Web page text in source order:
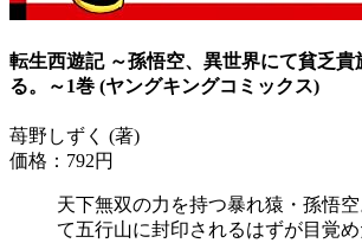
転生西遊記 ～孫悟空、異世界にて貧乏貴
る。～1巻 (ヤングキングコミックス)
苺野しずく (著)
価格：792円
天下無双の力を持つ暴れ猿・孫悟
て五行山に封印されるはずが目覚